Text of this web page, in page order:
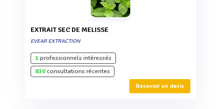
EXTRAIT SEC DE MELISSE
EVEAR EXTRACTION
1professionnels intéressés
830consultations récentes
Recevoir un devis